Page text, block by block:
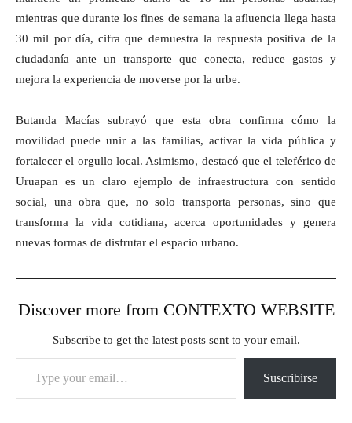
mientras que durante los fines de semana la afluencia llega hasta
30 mil por día, cifra que demuestra la respuesta positiva de la
ciudadanía ante un transporte que conecta, reduce gastos y
mejora la experiencia de moverse por la urbe.
Butanda Macías subrayó que esta obra confirma cómo la
movilidad puede unir a las familias, activar la vida pública y
fortalecer el orgullo local. Asimismo, destacó que el teleférico de
Uruapan es un claro ejemplo de infraestructura con sentido
social, una obra que, no solo transporta personas, sino que
transforma la vida cotidiana, acerca oportunidades y genera
nuevas formas de disfrutar el espacio urbano.
Discover more from CONTEXTO WEBSITE
Subscribe to get the latest posts sent to your email.
Type your email…
Suscribirse